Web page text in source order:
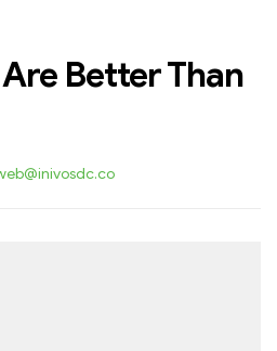
Better Than